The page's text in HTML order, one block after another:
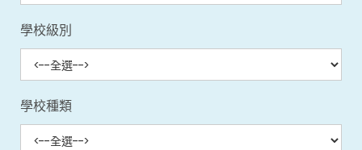
學校級別
學校種類